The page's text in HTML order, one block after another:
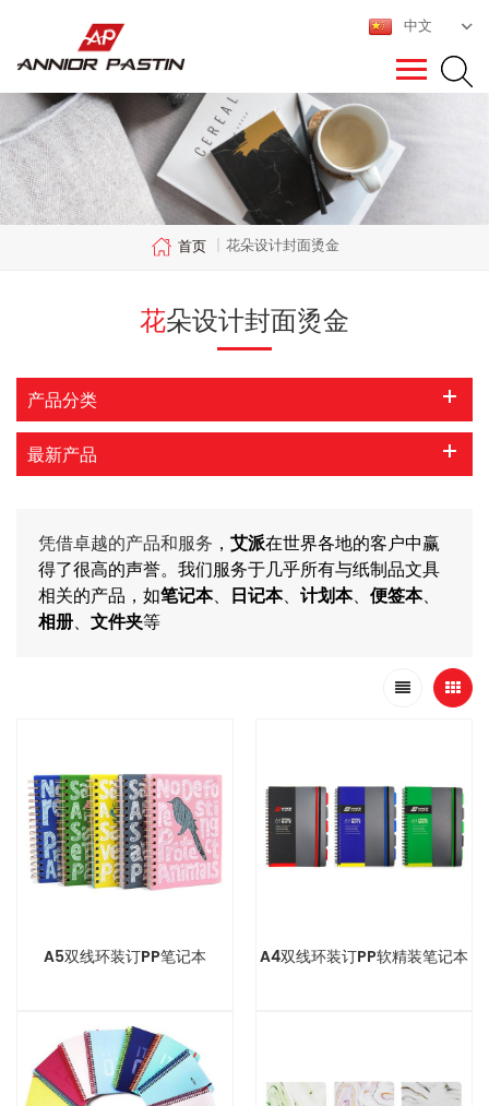
中文
首页 | 花朵设计封面烫金
花朵设计封面烫金
产品分类
最新产品
凭借卓越的产品和服务 ， 艾派在世界各地的客户中赢
得了很高的声誉。我们服务于几乎所有与纸制品文具
相关的产品，如笔记本、 日记本、 计划本、 便签本、
相册
文件夹等
A5双线环装订PP笔记本 A4双线环装订PP软精装笔记本